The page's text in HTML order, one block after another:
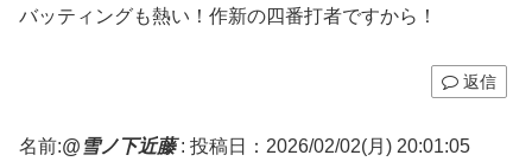
バッティングも熱い！作新の四番打者ですから！
返信
名前:@雪ノ下近藤: 投稿日：2026/02/02(月) 20:01:05